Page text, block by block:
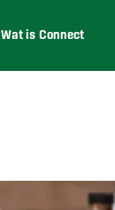
Wat is Connect